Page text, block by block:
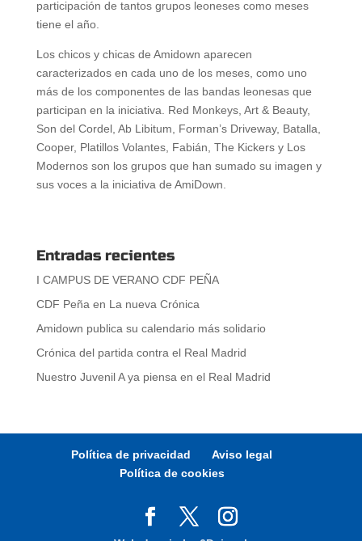
participación de tantos grupos leoneses como meses
tiene el año.
Los chicos y chicas de Amidown aparecen
caracterizados en cada uno de los meses, como uno
más de los componentes de las bandas leonesas que
participan en la iniciativa. Red Monkeys, Art & Beauty,
Son del Cordel, Ab Libitum, Forman’s Driveway, Batalla,
Cooper, Platillos Volantes, Fabián, The Kickers y Los
Modernos son los grupos que han sumado su imagen y
sus voces a la iniciativa de AmiDown.
Entradas recientes
I CAMPUS DE VERANO CDF PEÑA
CDF Peña en La nueva Crónica
Amidown publica su calendario más solidario
Crónica del partida contra el Real Madrid
Nuestro Juvenil A ya piensa en el Real Madrid
Política de privacidad
Aviso legal
Política de cookies